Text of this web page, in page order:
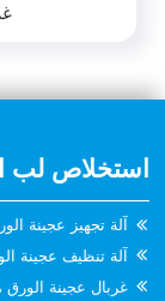
استخلاص لب
آلة تجهيز عجينة
آلة تنظيف عجينة
غربال عجينة